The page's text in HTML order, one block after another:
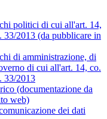
politici di cui all'art. 14,
33/2013 (da pubblicare in
di amministrazione, di
di cui all'art. 14, co.
33/2013
(documentazione da
web)
dei dati